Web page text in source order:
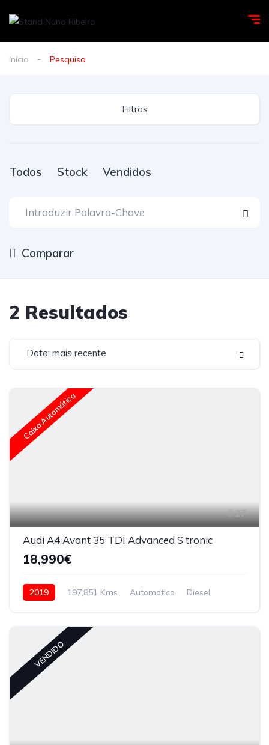
Início Pesquisa
Filtros
Todos Stock Vendidos
Comparar
2 Resultados
Data: mais recente
Caixa Automática
27
Audi A4 Avant 35 TDI Advanced S tronic
18,990€
2019 197,851 Kms Automatico Diesel
VENDIDO